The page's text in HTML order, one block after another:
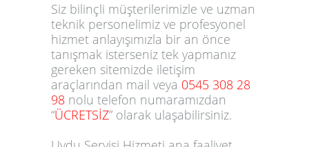
Siz bilinçli müşterilerimizle ve uzman
teknik personelimiz ve profesyonel
hizmet anlayışımızla bir an önce
tanışmak isterseniz tek yapmanız
gereken sitemizde iletişim
araçlarından mail veya 0545 308 28
98 nolu telefon numaramızdan
“ÜCRETSİZ” olarak ulaşabilirsiniz.